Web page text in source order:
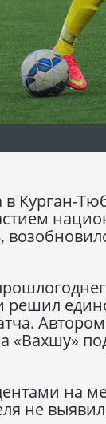
Курган-
решил
на
не